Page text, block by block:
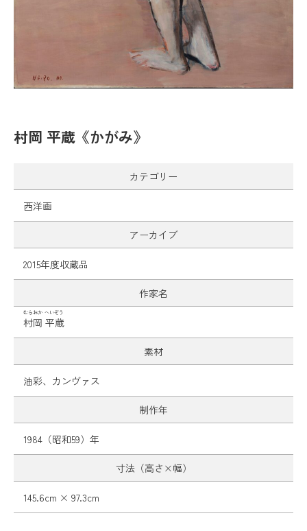
村岡 平蔵《かがみ》
カテゴリー
西洋画
アーカイブ
2015年度収蔵品
作家名
村岡 平蔵
むらおか へいぞう
素材
油彩、カンヴァス
制作年
1984（昭和59）年
寸法（高さ×幅）
145.6cm × 97.3cm